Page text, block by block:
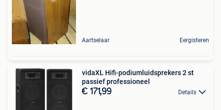
Aartselaar Eergisteren
vidaXL Hifi-podiumluidsprekers 2 st
passief professioneel
€ 171,99 Details